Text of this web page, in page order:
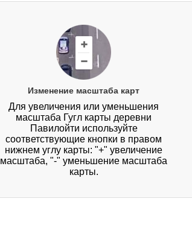
Изменение масштаба карт
Для увеличения или уменьшения
масштаба Гугл карты деревни
Павилойти используйте
соответствующие кнопки в правом
нижнем углу карты: "+" увеличение
масштаба, "-" уменьшение масштаба
карты.